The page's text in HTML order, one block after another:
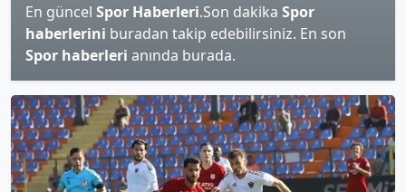
En güncel Spor Haberleri.Son dakika Spor
haberlerini buradan takip edebilirsiniz. En son
Spor haberleri anında burada.